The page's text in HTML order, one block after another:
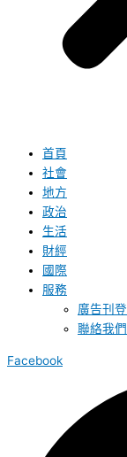
首頁
社會
地方
政治
生活
財經
國際
服務
廣告刊登
聯絡我們
Facebook